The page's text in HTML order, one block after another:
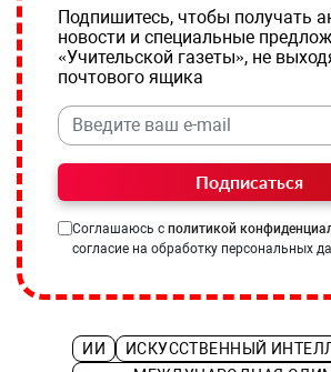
Подпишитесь, чтобы получать
новости и специальные
«Учительской газеты», не
почтового ящика
Подписаться
Соглашаюсь с политикой
согласие на обработку персональных
ИИ
ИСКУССТВЕННЫЙ